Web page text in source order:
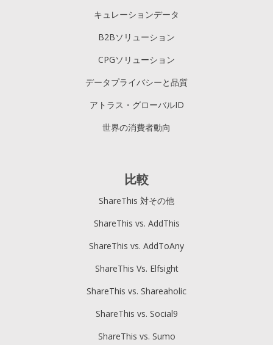
キュレーションデータ
B2Bソリューション
CPGソリューション
データプライバシーと品質
アトラス・グローバルID
世界の消費者動向
比較
ShareThis 対その他
ShareThis vs. AddThis
ShareThis vs. AddToAny
ShareThis Vs. Elfsight
ShareThis vs. Shareaholic
ShareThis vs. Social9
ShareThis vs. Sumo